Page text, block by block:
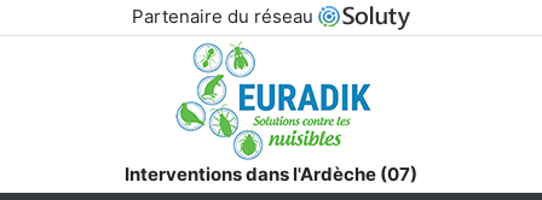
Partenaire du réseau
Interventions dans l'Ardèche (07)